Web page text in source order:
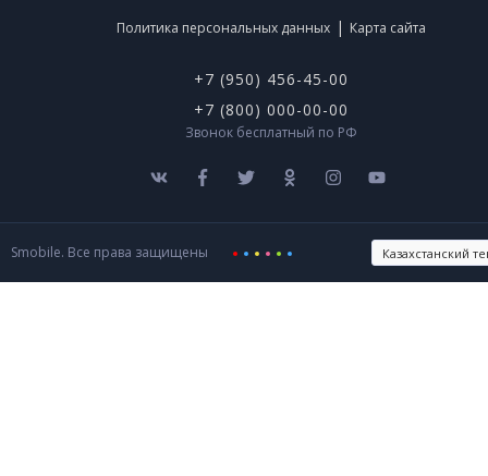
Политика персональных данных | Карта сайта
+7 (950) 456-45-00
+7 (800) 000-00-00
Звонок бесплатный по РФ
Smobile. Все права защищены